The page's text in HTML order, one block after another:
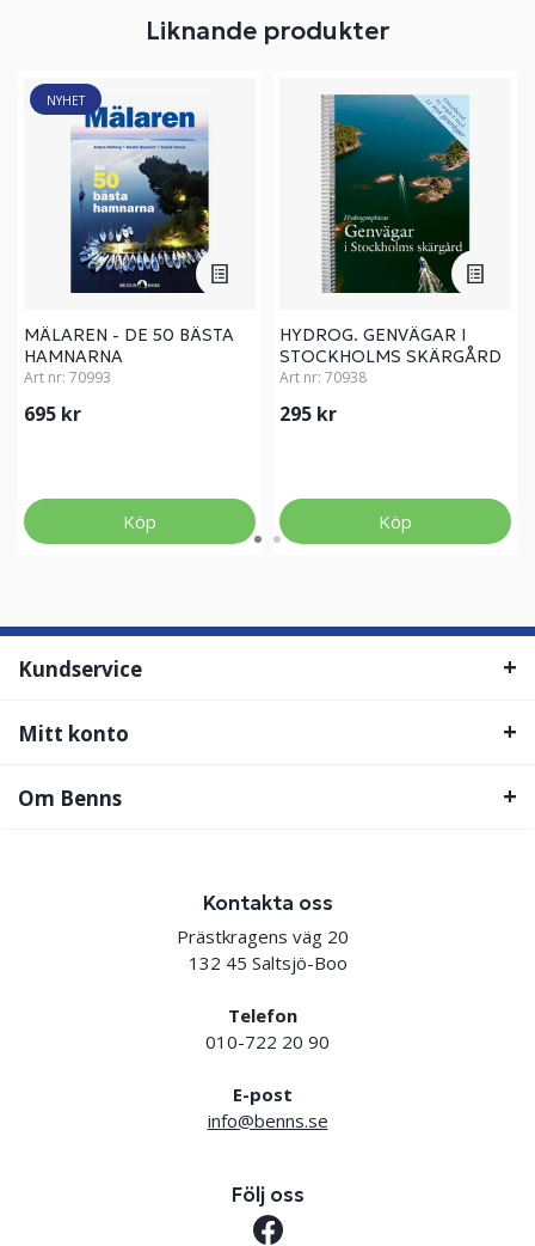
Liknande produkter
NYHET
MÄLAREN - DE 50 BÄSTA
HAMNARNA
Art nr: 70993
695 kr
Köp
HYDROG. GENVÄGAR I
STOCKHOLMS SKÄRGÅRD
Art nr: 70938
295 kr
Köp
Kundservice
Mitt konto
Om Benns
Kontakta oss
Prästkragens väg 20
132 45 Saltsjö-Boo
Telefon
010-722 20 90
E-post
info@benns.se
Följ oss